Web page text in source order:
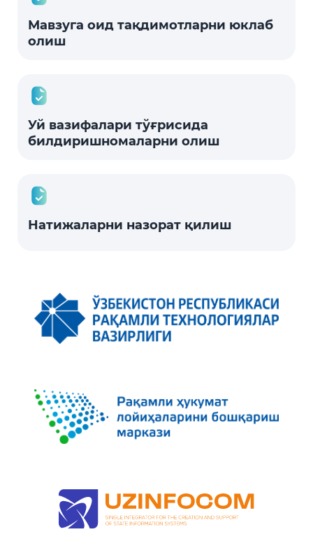
Мавзуга оид тақдимотларни юклаб
олиш
Уй вазифалари тўғрисида
билдиришномаларни олиш
Натижаларни назорат қилиш